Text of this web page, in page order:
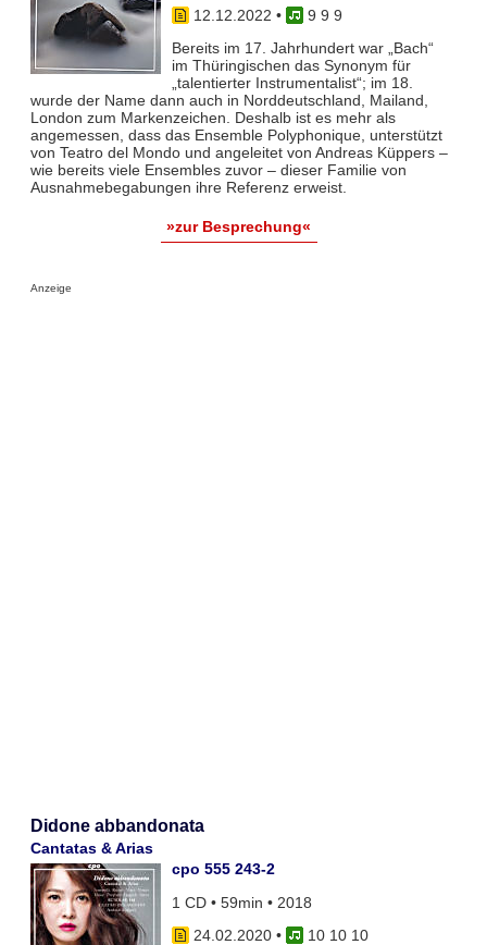
12.12.2022 •
9 9 9
Bereits im 17. Jahrhundert war „Bach“
im Thüringischen das Synonym für
„talentierter Instrumentalist“; im 18.
wurde der Name dann auch in Norddeutschland, Mailand,
London zum Markenzeichen. Deshalb ist es mehr als
angemessen, dass das Ensemble Polyphonique, unterstützt
von Teatro del Mondo und angeleitet von Andreas Küppers –
wie bereits viele Ensembles zuvor – dieser Familie von
Ausnahmebegabungen ihre Referenz erweist.
»zur Besprechung«
Anzeige
Didone abbandonata
Cantatas & Arias
cpo 555 243-2
1 CD • 59min • 2018
24.02.2020•
10 10 10